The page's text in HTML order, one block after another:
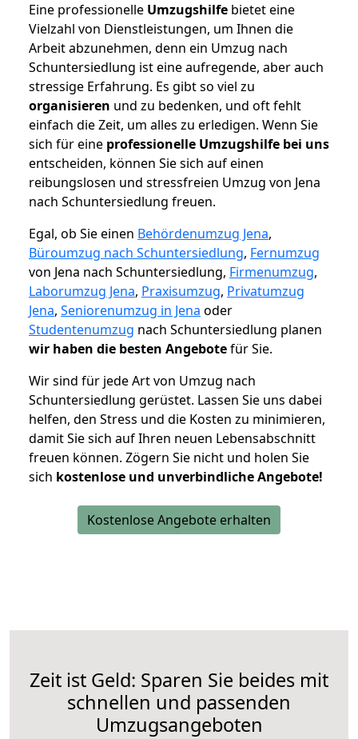
Eine professionelle Umzugshilfe bietet eine
Vielzahl von Dienstleistungen, um Ihnen die
Arbeit abzunehmen, denn ein Umzug nach
Schuntersiedlung ist eine aufregende, aber auch
stressige Erfahrung. Es gibt so viel zu
organisieren und zu bedenken, und oft fehlt
einfach die Zeit, um alles zu erledigen. Wenn Sie
sich für eine professionelle Umzugshilfe bei uns
entscheiden, können Sie sich auf einen
reibungslosen und stressfreien Umzug von Jena
nach Schuntersiedlung freuen.
Egal, ob Sie einen Behördenumzug Jena,
Büroumzug nach Schuntersiedlung, Fernumzug
von Jena nach Schuntersiedlung, Firmenumzug,
Laborumzug Jena, Praxisumzug, Privatumzug
Jena, Seniorenumzug in Jena oder
Studentenumzug nach Schuntersiedlung planen
wir haben die besten Angebotefür Sie.
Wir sind für jede Art von Umzug nach
Schuntersiedlung gerüstet. Lassen Sie uns dabei
helfen, den Stress und die Kosten zu minimieren,
damit Sie sich auf Ihren neuen Lebensabschnitt
freuen können. Zögern Sie nicht und holen Sie
sich kostenlose und unverbindliche Angebote!
Kostenlose Angebote erhalten
Zeit ist Geld: Sparen Sie beides mit
schnellen und passenden
Umzugsangeboten